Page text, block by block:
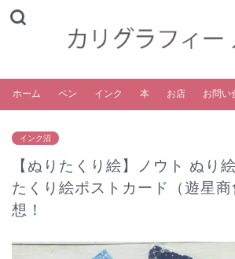
ホーム ペン インク 本 お店 お問い
インク沼
【ぬりたくり絵】ノウト ぬり
たくり絵ポストカード（遊星
想！